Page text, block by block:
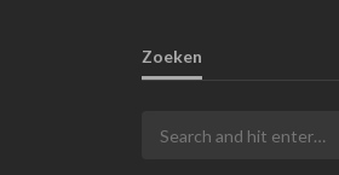
Zoeken